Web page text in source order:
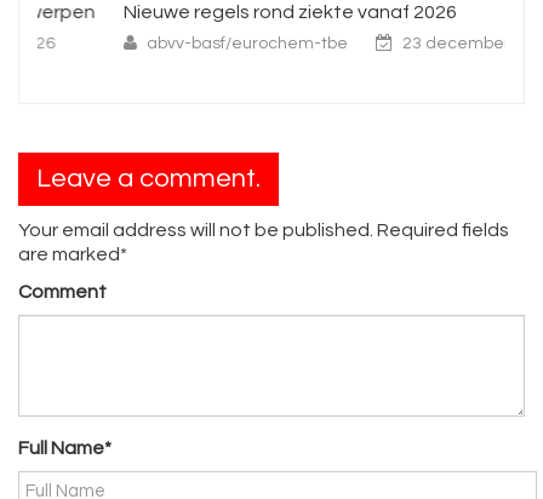
Nieuwe regels rond ziekte vanaf 2026
abvv-basf/eurochem-tbe 23 december 2025
Leave a comment.
Your email address will not be published. Required fields
are marked*
Comment
Full Name*